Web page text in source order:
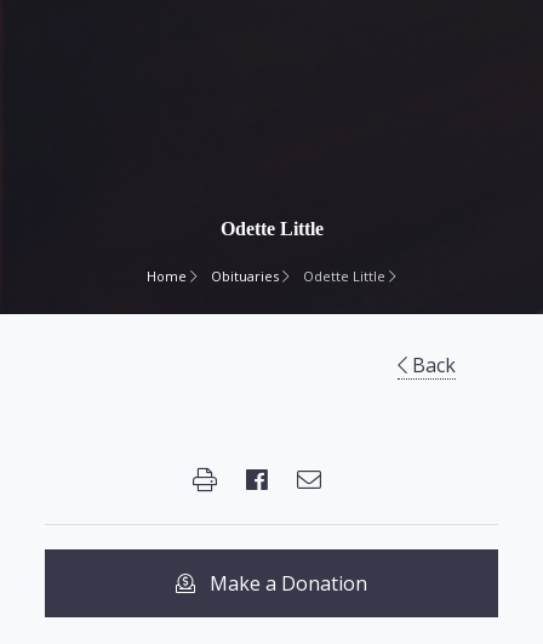
Odette Little
Home Obituaries Odette Little
Back
Make a Donation